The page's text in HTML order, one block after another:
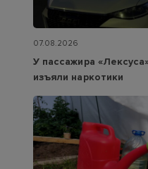
07.08.2026
У пассажира
изъяли наркотики